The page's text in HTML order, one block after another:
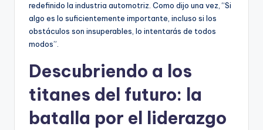
redefinido la industria automotriz. Como dijo una vez, “Si
algo es lo suficientemente importante, incluso si los
obstáculos son insuperables, lo intentarás de todos
modos”.
Descubriendo a los
titanes del futuro: la
batalla por el liderazgo